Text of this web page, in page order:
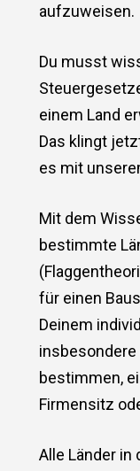
aufzuweisen.
Du musst
einem Land
Das klingt
es mit
Mit dem
bestimmte
für einen
Deinem
insbesondere
bestimmen,
Firmensitz
Alle Länder in